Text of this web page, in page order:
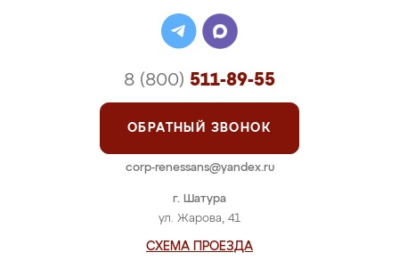
г. Шатура
ул. Жарова, 41
СХЕМА ПРОЕЗДА
8 (800) 511-89-55
ОБРАТНЫЙ ЗВОНОК
corp-renessans@yandex.ru